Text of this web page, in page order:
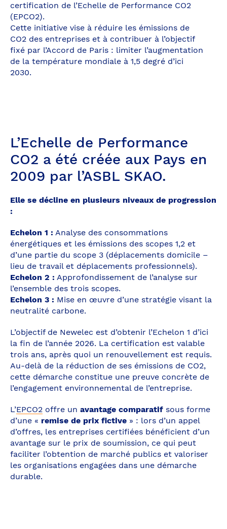
certification de l’Echelle de Performance CO2
(EPCO2).
Cette initiative vise à réduire les émissions de
CO2 des entreprises et à contribuer à l’objectif
fixé par l’Accord de Paris : limiter l’augmentation
de la température mondiale à 1,5 degré d’ici
2030.
L’Echelle de Performance
CO2 a été créée aux Pays en
2009 par l’ASBL SKAO.
Elle se décline en plusieurs niveaux de progression
:
Echelon 1 : Analyse des consommations
énergétiques et les émissions des scopes 1,2 et
d’une partie du scope 3 (déplacements domicile –
lieu de travail et déplacements professionnels).
Echelon 2 : Approfondissement de l’analyse sur
l’ensemble des trois scopes.
Echelon 3 : Mise en œuvre d’une stratégie visant la
neutralité carbone.
L’objectif de Newelec est d’obtenir l’Echelon 1 d’ici
la fin de l’année 2026. La certification est valable
trois ans, après quoi un renouvellement est requis.
Au-delà de la réduction de ses émissions de CO2,
cette démarche constitue une preuve concrète de
l’engagement environnemental de l’entreprise.
L’EPCO2 offre un avantage comparatif sous forme
d’une « remise de prix fictive » : lors d’un appel
d’offres, les entreprises certifiées bénéficient d’un
avantage sur le prix de soumission, ce qui peut
faciliter l’obtention de marché publics et valoriser
les organisations engagées dans une démarche
durable.